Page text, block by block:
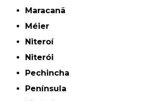
Maracanã
Méier
Niteroí
Niterói
Pechincha
Península